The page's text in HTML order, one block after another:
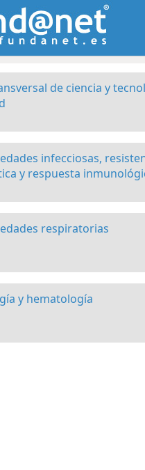
de ciencia y
infecciosas,
y respuesta
respiratorias
y hematología